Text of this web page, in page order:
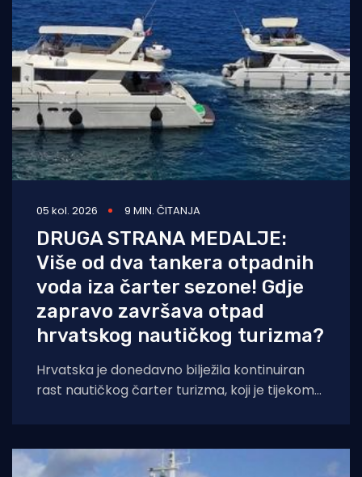
05 kol. 2026 9 MIN. ČITANJA
DRUGA STRANA MEDALJE:
Više od dva tankera otpadnih
voda iza čarter sezone! Gdje
zapravo završava otpad
hrvatskog nautičkog turizma?
Hrvatska je donedavno bilježila kontinuiran
rast nautičkog čarter turizma, koji je tijekom